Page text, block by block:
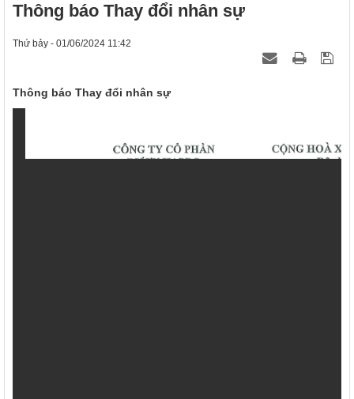
Thông báo Thay đổi nhân sự
Thứ bảy - 01/06/2024 11:42
Thông báo Thay đổi nhân sự